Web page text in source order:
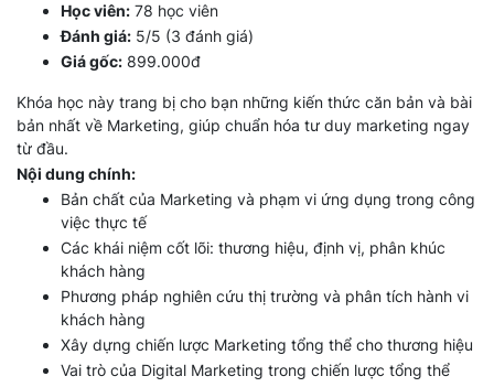
Học viên: 78 học viên
Đánh giá: 5/5 (3 đánh giá)
Giá gốc: 899.000đ
Khóa học này trang bị cho bạn những kiến thức căn bản và bài
bản nhất về Marketing, giúp chuẩn hóa tư duy marketing ngay
từ đầu.
Nội dung chính:
Bản chất của Marketing và phạm vi ứng dụng trong công
việc thực tế
Các khái niệm cốt lõi: thương hiệu, định vị, phân khúc
khách hàng
Phương pháp nghiên cứu thị trường và phân tích hành vi
khách hàng
Xây dựng chiến lược Marketing tổng thể cho thương hiệu
Vai trò của Digital Marketing trong chiến lược tổng thể